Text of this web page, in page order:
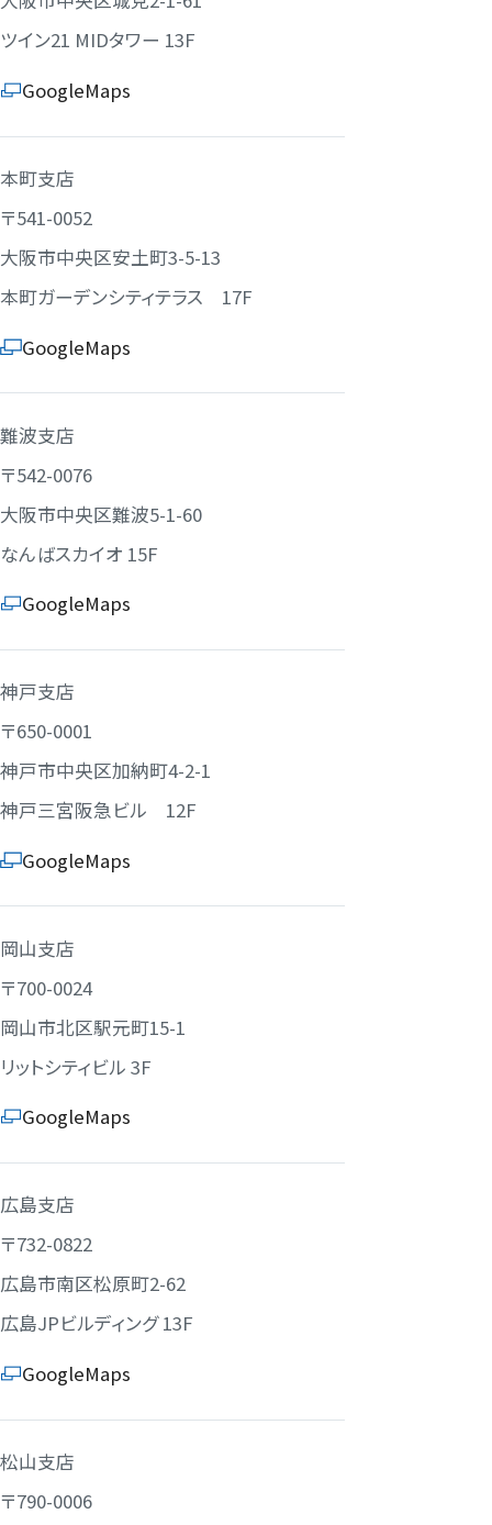
ツイン21 MIDタワー 13F
GoogleMaps
本町支店
〒541-0052
大阪市中央区安土町3-5-13
本町ガーデンシティテラス 17F
GoogleMaps
難波支店
〒542-0076
大阪市中央区難波5-1-60
なんばスカイオ 15F
GoogleMaps
神戸支店
〒650-0001
神戸市中央区加納町4-2-1
神戸三宮阪急ビル 12F
GoogleMaps
岡山支店
〒700-0024
岡山市北区駅元町15-1
リットシティビル 3F
GoogleMaps
広島支店
〒732-0822
広島市南区松原町2-62
広島JPビルディング 13F
GoogleMaps
松山支店
〒790-0006